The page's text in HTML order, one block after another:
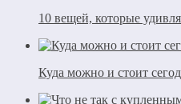
10 вещей, которые
Куда можно и стоит